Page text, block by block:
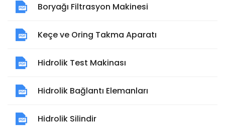
Boryağı Filtrasyon Makinesi
Keçe ve Oring Takma Aparatı
Hidrolik Test Makinası
Hidrolik Bağlantı Elemanları
Hidrolik Silindir